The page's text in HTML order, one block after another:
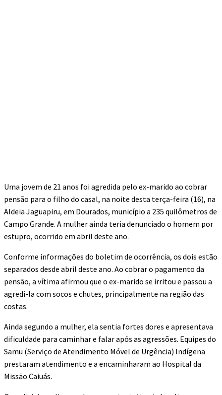
Uma jovem de 21 anos foi agredida pelo ex-marido ao cobrar
pensão para o filho do casal, na noite desta terça-feira (16), na
Aldeia Jaguapiru, em Dourados, município a 235 quilômetros de
Campo Grande. A mulher ainda teria denunciado o homem por
estupro, ocorrido em abril deste ano.
Conforme informações do boletim de ocorrência, os dois estão
separados desde abril deste ano. Ao cobrar o pagamento da
pensão, a vítima afirmou que o ex-marido se irritou e passou a
agredi-la com socos e chutes, principalmente na região das
costas.
Ainda segundo a mulher, ela sentia fortes dores e apresentava
dificuldade para caminhar e falar após as agressões. Equipes do
Samu (Serviço de Atendimento Móvel de Urgência) Indígena
prestaram atendimento e a encaminharam ao Hospital da
Missão Caiuás.